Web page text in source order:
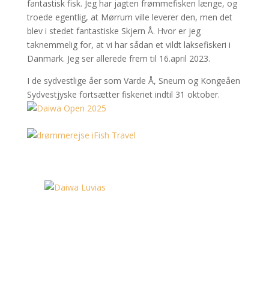
fantastisk fisk. Jeg har jagten frømmefisken længe, og
troede egentlig, at Mørrum ville leverer den, men det
blev i stedet fantastiske Skjern Å. Hvor er jeg
taknemmelig for, at vi har sådan et vildt laksefiskeri i
Danmark. Jeg ser allerede frem til 16.april 2023.
I de sydvestlige åer som Varde Å, Sneum og Kongeåen
Sydvestjyske fortsætter fiskeriet indtil 31 oktober.